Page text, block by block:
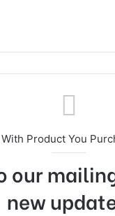
With Product You
our
new